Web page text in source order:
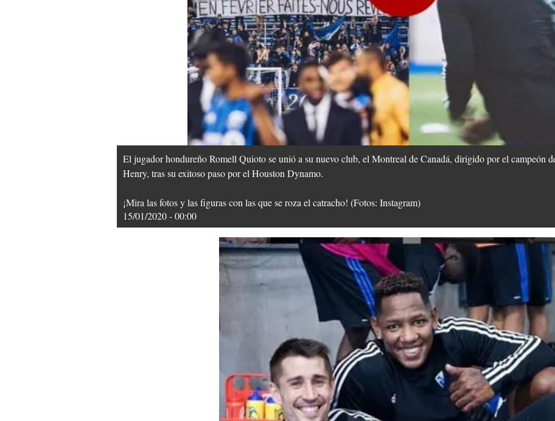
El jugador hondureño Romell Quioto se unió a su nuevo club, el Montreal de Canadá, dirigido por el campeón
Henry, tras su exitoso paso por el Houston Dynamo.
¡Mira las fotos y las figuras con las que se roza el catracho! (Fotos: Instagram)
15/01/2020 - 00:00